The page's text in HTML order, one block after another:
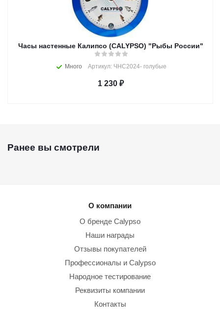
Часы настенные Калипсо (CALYPSO) "Рыбы России"
Много Артикул: ЧНC2024- голубые
1 230₽
Ранее вы смотрели
О компании
О бренде Calypso
Наши награды
Отзывы покупателей
Профессионалы и Calypso
Народное тестирование
Реквизиты компании
Контакты